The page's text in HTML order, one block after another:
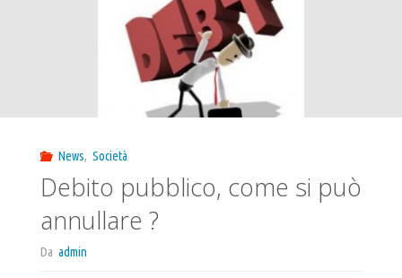
News, Società
Debito pubblico, come si può
annullare ?
Da admin